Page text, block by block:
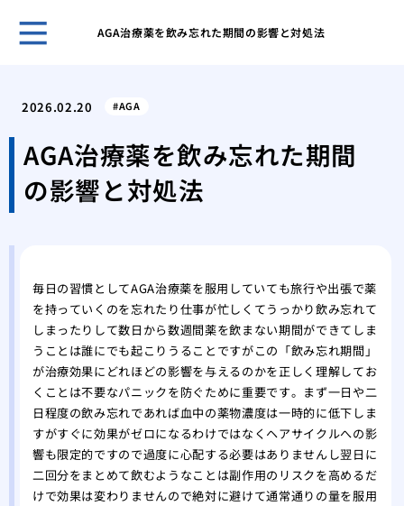
AGA治療薬を飲み忘れた期間の影響と対処法
女
基本
月1
用
抜
味
2026.02.20 AGA
AGA治療薬を飲み忘れた期間
の影響と対処法
毎日の習慣としてAGA治療薬を服用していても旅行や出張で薬
を持っていくのを忘れたり仕事が忙しくてうっかり飲み忘れて
しまったりして数日から数週間薬を飲まない期間ができてしま
うことは誰にでも起こりうることですがこの「飲み忘れ期間」
が治療効果にどれほどの影響を与えるのかを正しく理解してお
くことは不要なパニックを防ぐために重要です。まず一日や二
日程度の飲み忘れであれば血中の薬物濃度は一時的に低下しま
すがすぐに効果がゼロになるわけではなくヘアサイクルへの影
響も限定的ですので過度に心配する必要はありませんし翌日に
二回分をまとめて飲むようなことは副作用のリスクを高めるだ
けで効果は変わりませんので絶対に避けて通常通りの量を服用